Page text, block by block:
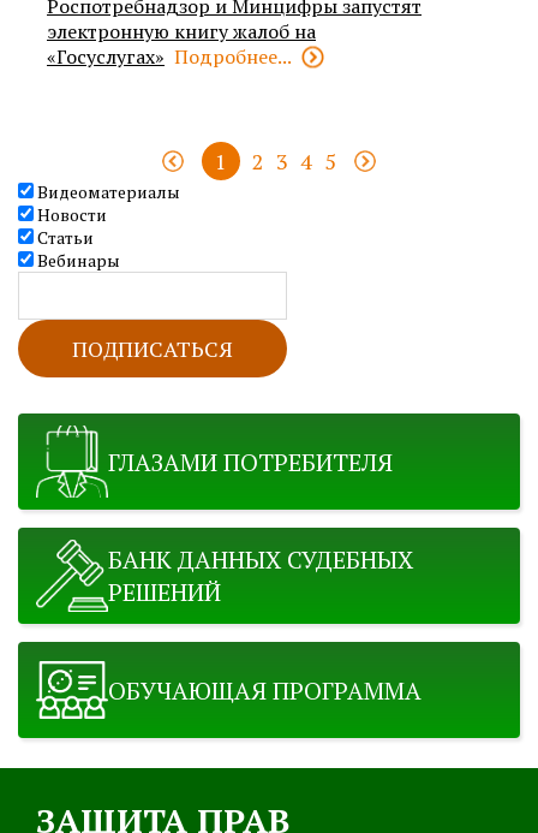
Роспотребнадзор и Минцифры запустят
электронную книгу жалоб на
«Госуслугах» Подробнее...
1 2 3 4 5
Видеоматериалы
Новости
Статьи
Вебинары
ГЛАЗАМИ ПОТРЕБИТЕЛЯ
БАНК ДАННЫХ СУДЕБНЫХ
РЕШЕНИЙ
ОБУЧАЮЩАЯ ПРОГРАММА
ЗАЩИТА ПРАВ